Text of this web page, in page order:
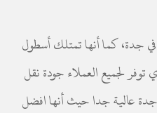
كما أنها تمتلك أسطول
لجميع العملاء جودة نقل
عالية جدا حيث أنها افضل